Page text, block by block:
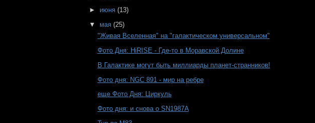
► июня (13)
▼ мая (25)
"Живая Вселенная" на "галактическом универсальном"
Фото Дня: HiRISE - Где-то в Моравской Долине
В Галактике могут быть миллиарды планет-странников!
Фото дня: NGC 891 - мир на ребре
еще Фото Дня: Циркуль
Фото дня: и снова о SN1987A